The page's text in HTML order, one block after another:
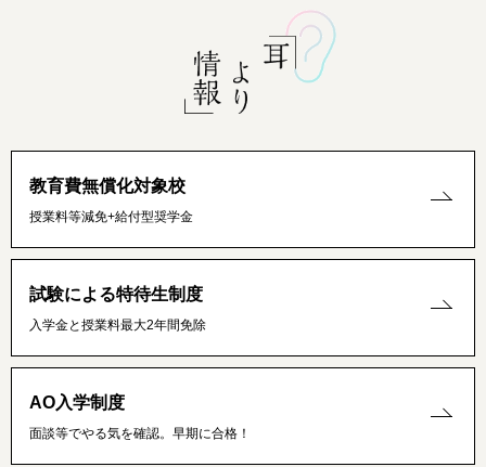
教育費無償化対象校
授業料等減免+給付型奨学金
試験による特待生制度
入学金と授業料最大2年間免除
AO入学制度
面談等でやる気を確認。早期に合格！